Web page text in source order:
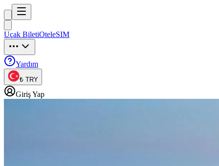
Tripuck
Uçak BiletiOteleSIM
Yardım
₺ TRY
Giriş Yap